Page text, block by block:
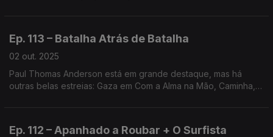
Ep. 113 – Batalha Atrás de Batalha
02 out. 2025
Paul Thomas Anderson está em grande destaque, mas há
outras belas estreias: Gaza em Com a Alma na Mão, Caminha, o
Ep. 112 – Apanhado a Roubar + O Surfista